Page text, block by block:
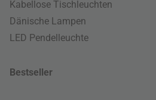
Kabellose Tischleuchten
Dänische Lampen
LED Pendelleuchte
Bestseller